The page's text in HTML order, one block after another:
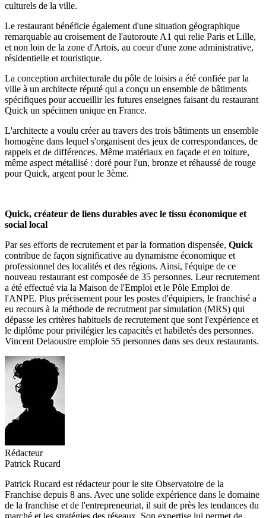
culturels de la ville.
Le restaurant bénéficie également d'une situation géographique
remarquable au croisement de l'autoroute A1 qui relie Paris et Lille,
et non loin de la zone d'Artois, au coeur d'une zone administrative,
résidentielle et touristique.
La conception architecturale du pôle de loisirs a été confiée par la
ville à un architecte réputé qui a conçu un ensemble de bâtiments
spécifiques pour accueillir les futures enseignes faisant du restaurant
Quick un spécimen unique en France.
L'architecte a voulu créer au travers des trois bâtiments un ensemble
homogène dans lequel s'organisent des jeux de correspondances, de
rappels et de différences. Même matériaux en façade et en toiture,
même aspect métallisé : doré pour l'un, bronze et réhaussé de rouge
pour Quick, argent pour le 3ème.
Quick, créateur de liens durables avec le tissu économique et
social local
Par ses efforts de recrutement et par la formation dispensée, Quick
contribue de façon significative au dynamisme économique et
professionnel des localités et des régions. Ainsi, l'équipe de ce
nouveau restaurant est composée de 35 personnes. Leur recrutement
a été effectué via la Maison de l'Emploi et le Pôle Emploi de
l'ANPE. Plus précisement pour les postes d'équipiers, le franchisé a
eu recours à la méthode de recrutment par simulation (MRS) qui
dépasse les critères habituels de recrutement que sont l'expérience et
le diplôme pour privilégier les capacités et habiletés des personnes.
Vincent Delaoustre emploie 55 personnes dans ses deux restaurants.
Rédacteur
Patrick Rucard
Patrick Rucard est rédacteur pour le site Observatoire de la
Franchise depuis 8 ans. Avec une solide expérience dans le domaine
de la franchise et de l'entrepreneuriat, il suit de près les tendances du